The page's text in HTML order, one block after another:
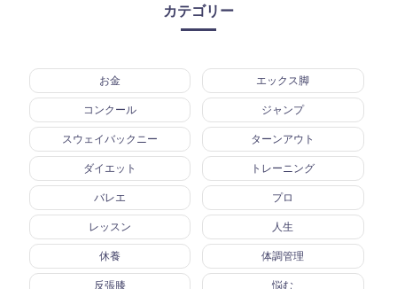
カテゴリー
お金 エックス脚
コンクール ジャンプ
スウェイバックニー ターンアウト
ダイエット トレーニング
バレエ プロ
レッスン 人生
休養 体調管理
反張膝 悩む